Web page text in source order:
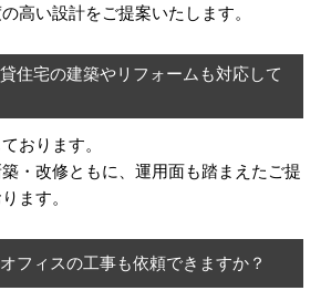
高い設計をご提案いたします。
住宅の建築やリフォームも対応して
おります。
・改修ともに、運用面も踏まえたご提
ます。
フィスの工事も依頼できますか？